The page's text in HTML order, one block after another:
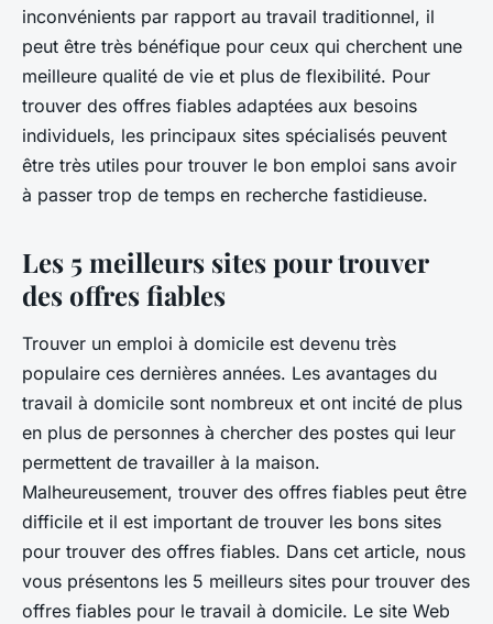
inconvénients par rapport au travail traditionnel, il
peut être très bénéfique pour ceux qui cherchent une
meilleure qualité de vie et plus de flexibilité. Pour
trouver des offres fiables adaptées aux besoins
individuels, les principaux sites spécialisés peuvent
être très utiles pour trouver le bon emploi sans avoir
à passer trop de temps en recherche fastidieuse.
Les 5 meilleurs sites pour trouver
des offres fiables
Trouver un emploi à domicile est devenu très
populaire ces dernières années. Les avantages du
travail à domicile sont nombreux et ont incité de plus
en plus de personnes à chercher des postes qui leur
permettent de travailler à la maison.
Malheureusement, trouver des offres fiables peut être
difficile et il est important de trouver les bons sites
pour trouver des offres fiables. Dans cet article, nous
vous présentons les 5 meilleurs sites pour trouver des
offres fiables pour le travail à domicile. Le site Web